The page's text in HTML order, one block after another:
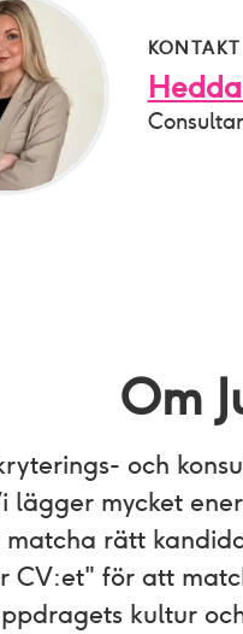
KONTAKT
Om
och
lägger mycket
matcha rätt
CV:et"​ för att
kultur